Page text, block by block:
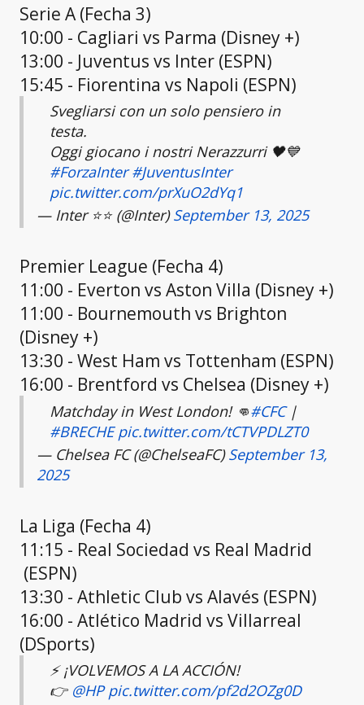
Serie A (Fecha 3)
10:00 - Cagliari vs Parma (Disney +)
13:00 - Juventus vs Inter (ESPN)
15:45 - Fiorentina vs Napoli (ESPN)
Svegliarsi con un solo pensiero in
testa.
Oggi giocano i nostri Nerazzurri 🖤💙
#ForzaInter #JuventusInter
pic.twitter.com/prXuO2dYq1
— Inter ⭐⭐ (@Inter)September 13, 2025
Premier League (Fecha 4)
11:00 - Everton vs Aston Villa (Disney +)
11:00 - Bournemouth vs Brighton
(Disney +)
13:30 - West Ham vs Tottenham (ESPN)
16:00 - Brentford vs Chelsea (Disney +)
Matchday in West London! 👊#CFC|
#BRECHE pic.twitter.com/tCTVPDLZT0
— Chelsea FC (@ChelseaFC)September 13,
2025
La Liga (Fecha 4)
11:15 - Real Sociedad vs Real Madrid
(ESPN)
13:30 - Athletic Club vs Alavés (ESPN)
16:00 - Atlético Madrid vs Villarreal
(DSports)
⚡ ¡VOLVEMOS A LA ACCIÓN!
👉 @HP pic.twitter.com/pf2d2OZg0D